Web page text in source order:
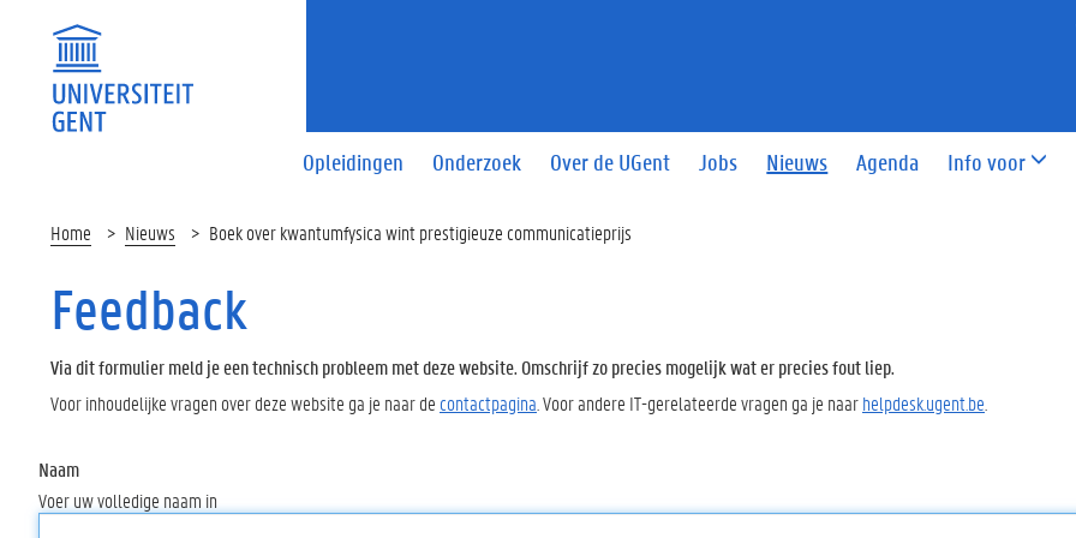
Opleidingen Onderzoek Over de UGent Jobs Nieuws Agenda Info voor
Home Nieuws Boek over kwantumfysica wint prestigieuze communicatieprijs
Feedback
Via dit formulier meld je een technisch probleem met deze website. Omschrijf zo precies mogelijk wat er precies fout liep.
Voor inhoudelijke vragen over deze website ga je naar de contactpagina . Voor andere IT-gerelateerde vragen ga je naarhelpdesk.ugent.be
Naam
Voer uw volledige naam in